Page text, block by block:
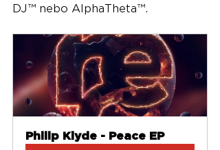
DJ™ nebo AlphaTheta™.
Philip Klyde - Peace EP